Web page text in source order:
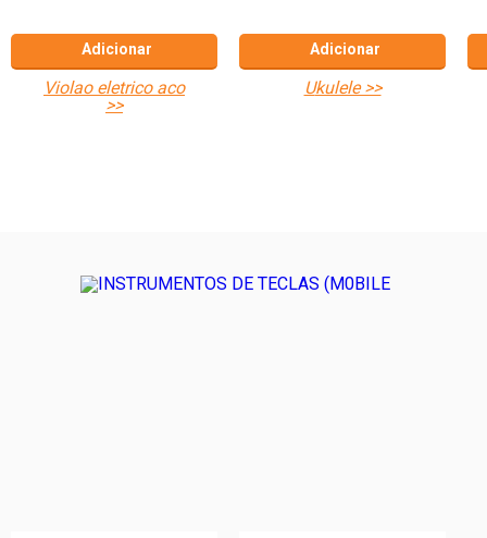
Adicionar
violao eletrico aco
>>
Adicionar
ukulele >>